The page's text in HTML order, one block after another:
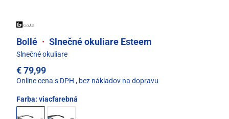
Bollé · Slnečné okuliare Esteem
Slnečné okuliare
€ 79,99
Online cena s DPH , bez nákladov na dopravu
Farba: viacfarebná